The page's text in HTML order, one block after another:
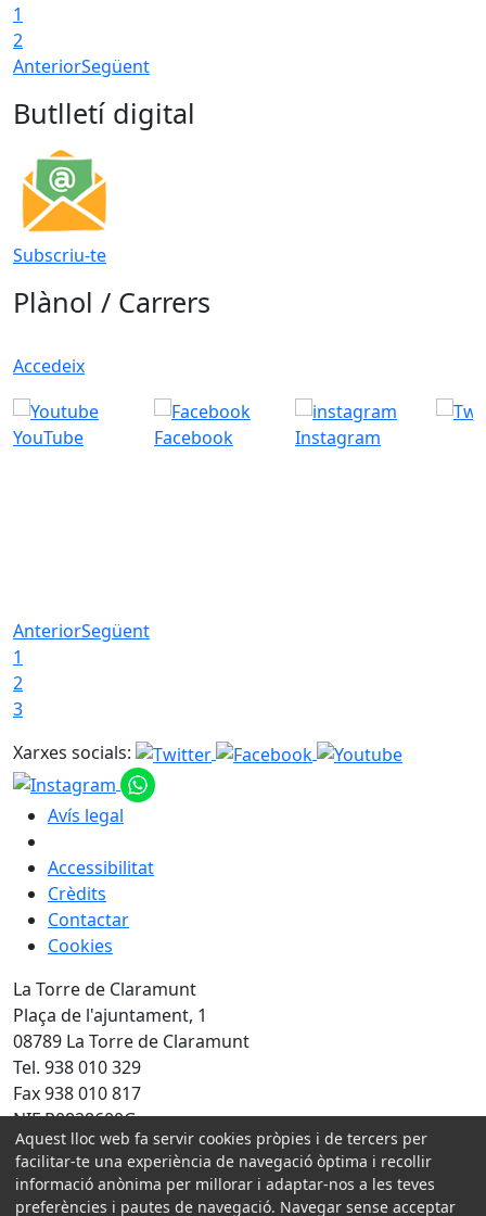
1
2
AnteriorSegüent
Butlletí digital
Subscriu-te
Plànol / Carrers
Accedeix
YouTube Facebook Instagram
AnteriorSegüent
1
2
3
Xarxes socials:
Avís legal
Accessibilitat
Crèdits
Contactar
Cookies
La Torre de Claramunt
Plaça de l'ajuntament, 1
08789 La Torre de Claramunt
Tel. 938 010 329
Fax 938 010 817
NIF P0828600G
Amb la col·laboració de:
Aquest lloc web fa servir cookies pròpies i de tercers per
facilitar-te una experiència de navegació òptima i recollir
informació anònima per millorar i adaptar-nos a les teves
preferències i pautes de navegació. Navegar sense acceptar